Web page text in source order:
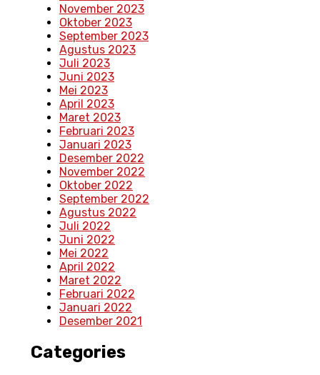
November 2023
Oktober 2023
September 2023
Agustus 2023
Juli 2023
Juni 2023
Mei 2023
April 2023
Maret 2023
Februari 2023
Januari 2023
Desember 2022
November 2022
Oktober 2022
September 2022
Agustus 2022
Juli 2022
Juni 2022
Mei 2022
April 2022
Maret 2022
Februari 2022
Januari 2022
Desember 2021
Categories